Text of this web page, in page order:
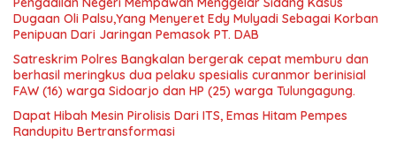
Dugaan Oli Palsu,Yang Menyeret Edy Mulyadi Sebagai Korban
Penipuan Dari Jaringan Pemasok PT. DAB
Satreskrim Polres Bangkalan bergerak cepat memburu dan
berhasil meringkus dua pelaku spesialis curanmor berinisial
FAW (16) warga Sidoarjo dan HP (25) warga Tulungagung.
Dapat Hibah Mesin Pirolisis Dari ITS, Emas Hitam Pempes
Randupitu Bertransformasi